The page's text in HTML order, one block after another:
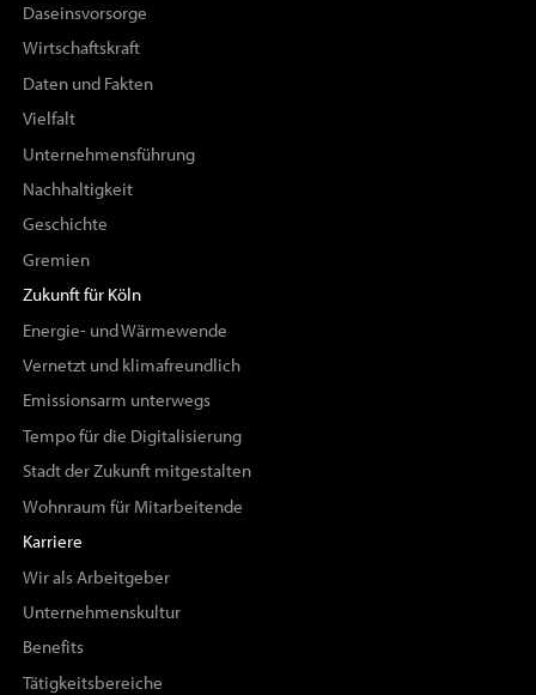
Daseinsvorsorge
Wirtschaftskraft
Daten und Fakten
Vielfalt
Unternehmensführung
Nachhaltigkeit
Geschichte
Gremien
Zukunft für Köln
Energie- und Wärmewende
Vernetzt und klimafreundlich
Emissionsarm unterwegs
Tempo für die Digitalisierung
Stadt der Zukunft mitgestalten
Wohnraum für Mitarbeitende
Karriere
Wir als Arbeitgeber
Unternehmenskultur
Benefits
Tätigkeitsbereiche